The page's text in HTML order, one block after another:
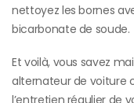
nettoyez les bornes
bicarbonate de soude.
Et voilà, vous savez
alternateur de voiture
l’entretien régulier de